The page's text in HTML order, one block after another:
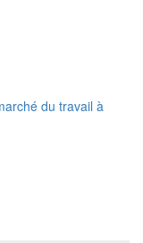
du travail à